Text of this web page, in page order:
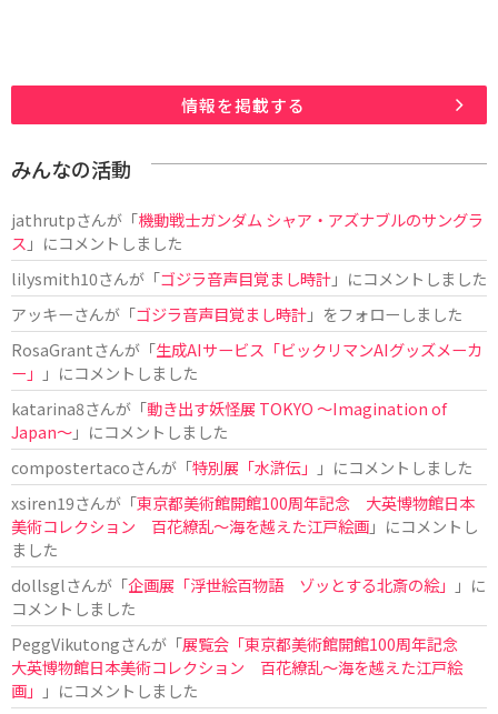
情報を掲載する
みんなの活動
jathrutpさんが「機動戦士ガンダム シャア・アズナブルのサングラ
ス 」にコメントしました
lilysmith10さんが「ゴジラ音声目覚まし時計」にコメントしました
アッキーさんが「ゴジラ音声目覚まし時計」をフォローしました
RosaGrantさんが「生成AIサービス「ビックリマンAIグッズメーカ
ー」
」にコメントしました
katarina8さんが「動き出す妖怪展 TOKYO 〜Imagination of
Japan〜」にコメントしました
compostertacoさんが「特別展「水滸伝」
」にコメントしました
xsiren19さんが「東京都美術館開館100周年記念 大英博物館日本
美術コレクション 百花繚乱～海を越えた江戸絵画」にコメントし
ました
dollsglさんが「企画展「浮世絵百物語 ゾッとする北斎の絵」
」に
コメントしました
PeggVikutongさんが「展覧会「東京都美術館開館100周年記念
大英博物館日本美術コレクション 百花繚乱〜海を越えた江戸絵
画」
」にコメントしました